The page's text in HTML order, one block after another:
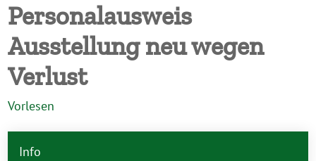
Personalausweis
Ausstellung neu wegen
Verlust
Vorlesen
Info